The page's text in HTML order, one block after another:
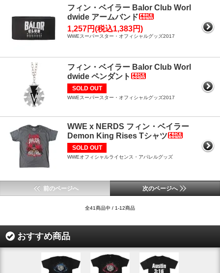
フィン・ベイラー Balor Club Worl
dwide アームバンド
1,257円(税込1,383円)
WWEスーパースター・オフィシャルグッズ2017
フィン・ベイラー Balor Club Worl
dwide ペンダント
SOLD OUT
WWEスーパースター・オフィシャルグッズ2017
WWE x NERDS フィン・ベイラー
Demon King Rises Tシャツ
SOLD OUT
WWEオフィシャルライセンス・アパレルグッズ
前のページへ 次のページへ
全41商品中 / 1-12商品
おすすめ商品